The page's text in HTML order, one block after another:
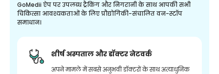
GoMedii ऐप पर उपलब्ध ट्रैकिंग और निगरानी के साथ आपकी सभी
चिकित्सा आवश्यकताओं के लिए प्रौद्योगिकी-संचालित वन-स्टॉप
समाधान।
शीर्ष अस्पताल और डॉक्टर नेटवर्क
अपने मामले में सबसे अनुभवी डॉक्टरों के साथ अत्याधुनिक